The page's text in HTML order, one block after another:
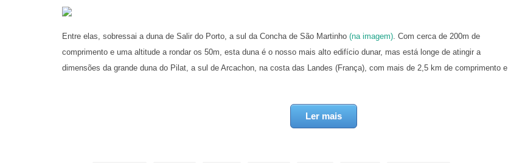
Entre elas, sobressai a duna de Salir do Porto, a sul da Concha de São Martinho (na imagem). Com cerca de 200m de
comprimento e uma altitude a rondar os 50m, esta duna é o nosso mais alto edifício dunar, mas está longe de atingir a
dimensões da grande duna do Pilat, a sul de Arcachon, na costa das Landes (França), com mais de 2,5 km de comprimento e
As dunas litorais fixam-se por efeito da vegetação, sempre que esta se lhe impõe natural ou artificialmente. Trava-se aí um
confronto constante entre a movimentação da areia e a ocupação vegetal. Por falta de alimentação (na praia), ou quando a
Ler mais